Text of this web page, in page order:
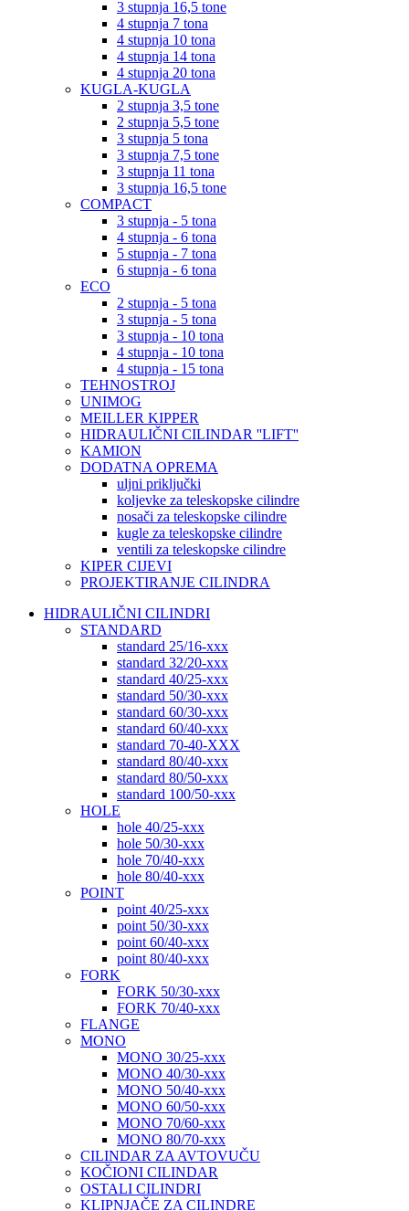
3 stupnja 16,5 tone
4 stupnja 7 tona
4 stupnja 10 tona
4 stupnja 14 tona
4 stupnja 20 tona
KUGLA-KUGLA
2 stupnja 3,5 tone
2 stupnja 5,5 tone
3 stupnja 5 tona
3 stupnja 7,5 tone
3 stupnja 11 tona
3 stupnja 16,5 tone
COMPACT
3 stupnja - 5 tona
4 stupnja - 6 tona
5 stupnja - 7 tona
6 stupnja - 6 tona
ECO
2 stupnja - 5 tona
3 stupnja - 5 tona
3 stupnja - 10 tona
4 stupnja - 10 tona
4 stupnja - 15 tona
TEHNOSTROJ
UNIMOG
MEILLER KIPPER
HIDRAULIČNI CILINDAR ''LIFT''
KAMION
DODATNA OPREMA
uljni priključki
koljevke za teleskopske cilindre
nosači za teleskopske cilindre
kugle za teleskopske cilindre
ventili za teleskopske cilindre
KIPER CIJEVI
PROJEKTIRANJE CILINDRA
HIDRAULIČNI CILINDRI
STANDARD
standard 25/16-xxx
standard 32/20-xxx
standard 40/25-xxx
standard 50/30-xxx
standard 60/30-xxx
standard 60/40-xxx
standard 70-40-XXX
standard 80/40-xxx
standard 80/50-xxx
standard 100/50-xxx
HOLE
hole 40/25-xxx
hole 50/30-xxx
hole 70/40-xxx
hole 80/40-xxx
POINT
point 40/25-xxx
point 50/30-xxx
point 60/40-xxx
point 80/40-xxx
FORK
FORK 50/30-xxx
FORK 70/40-xxx
FLANGE
MONO
MONO 30/25-xxx
MONO 40/30-xxx
MONO 50/40-xxx
MONO 60/50-xxx
MONO 70/60-xxx
MONO 80/70-xxx
CILINDAR ZA AVTOVUČU
KOČIONI CILINDAR
OSTALI CILINDRI
KLIPNJAČE ZA CILINDRE